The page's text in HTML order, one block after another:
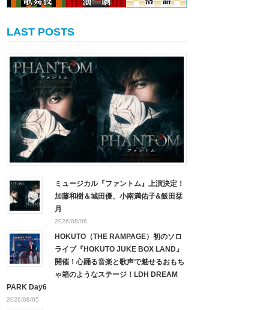
LAST POSTS
ミュージカル『ファントム』上演決定！
加藤和樹＆城田優、小南満佑子&飯田栞
月
2026/08/06
HOKUTO（THE RAMPAGE）初のソロ
ライブ『HOKUTO JUKE BOX LAND』
開催！心踊る音楽と歌声で魅せるおもち
ゃ箱のようなステージ！LDH DREAM
PARK Day6
2026/08/05